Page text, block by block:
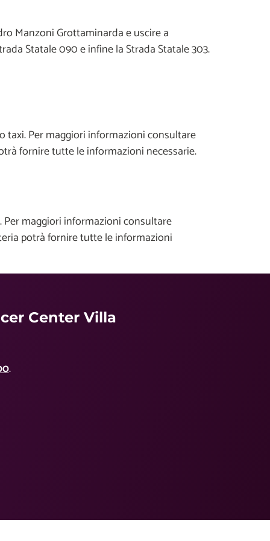
Manzoni Grottaminarda e uscire a
Statale 090 e infine la Strada Statale 303.
taxi. Per maggiori informazioni consultare
fornire tutte le informazioni necessarie.
maggiori informazioni consultare
potrà fornire tutte le informazioni
Center Villa
.